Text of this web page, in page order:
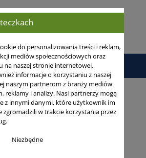
do personalizowania treści i reklam,
mediów społecznościowych oraz
na naszej stronie internetowej.
informacje o korzystaniu z naszej
naszym partnerom z branży mediów
reklamy i analizy. Nasi partnerzy mogą
z innymi danymi, które użytkownik im
zgromadzili w trakcie korzystania przez
Niezbędne